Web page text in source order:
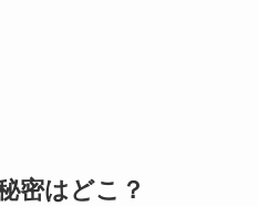
密はどこ？